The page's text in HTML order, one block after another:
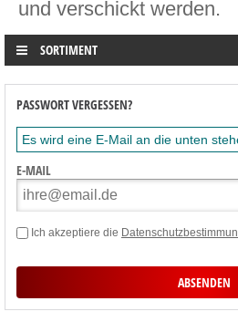
und verschickt werden.
SORTIMENT
PASSWORT VERGESSEN?
Es wird eine E-Mail an die unten
E-MAIL
Ich akzeptiere die